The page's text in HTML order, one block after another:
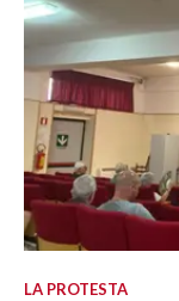
LA PROTESTA